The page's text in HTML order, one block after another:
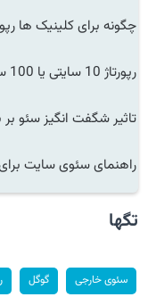
چگونه برای کلینیک ها
رپورتاژ 10 سایتی یا 100 سایتی؟
تاثیر شگفت انگیز سئو
راهنمای سئوی سایت
تگها
سئوی خارجی گوگل